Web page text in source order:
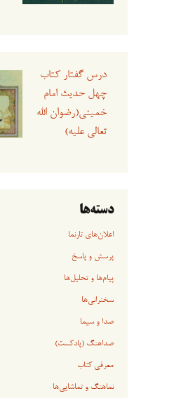
درس گفتار کتاب
چهل حدیث امام
خمینی(رضوان الله
تعالی علیه)
دسته‌ها
اعلان‌های تارنما
پرسش و پاسخ
پیام‌ها و تحلیل‌ها
سخنرانی‏‏‌ها
صدا و سیما
صداهنگ (پادکست)
معرفی کتاب
نماهنگ و تماشایی‌ها